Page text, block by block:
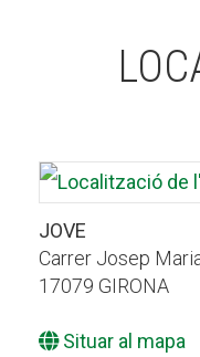
JOVE
Carrer Josep
17079 GIRONA
Situar al mapa